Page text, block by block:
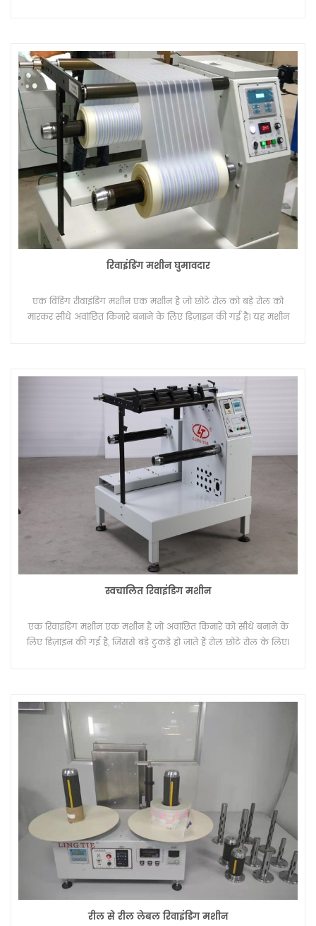
रिवाइंडिंग मशीन घुमावदार
एक विंडिंग रीवाइंडिंग मशीन एक मशीन है जो छोटे रोल को बड़े रोल को
मारकर सीधे अवांछित किनारे बनाने के लिए डिज़ाइन की गई है। यह मशीन
स्वचालित रिवाइंडिंग मशीन
एक रिवाइंडिंग मशीन एक मशीन है जो अवांछित किनारे को सीधे बनाने के
लिए डिज़ाइन की गई है, जिससे बड़े टुकड़े हो जाते हैं रोल छोटे रोल के लिए।
रील से रील लेबल रिवाइंडिंग मशीन